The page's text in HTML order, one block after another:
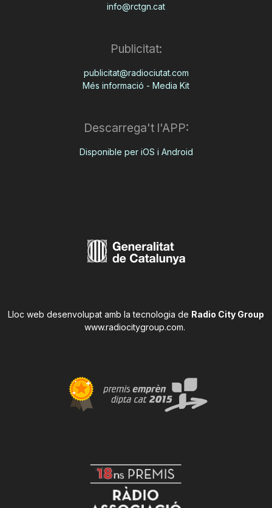
info@rctgn.cat
Publicitat:
publicitat@radiociutat.com
Més informació - Media Kit
Descarrega't l'APP:
Disponible per iOS i Android
Lloc web desenvolupat amb la tecnologia de Radio City Group
www.radiocitygroup.com.